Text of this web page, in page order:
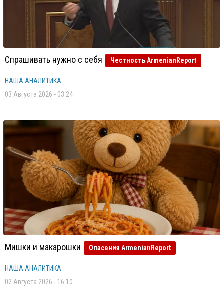
Спрашивать нужно с себя Честность ArmenianReport
НАША АНАЛИТИКА
03 Августа 2026 - 03:24
Мишки и макарошки Опасения ArmenianReport
НАША АНАЛИТИКА
02 Августа 2026 - 16:10